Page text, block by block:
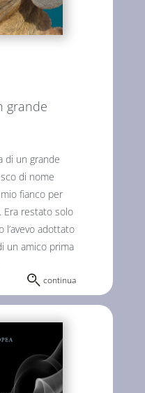
grande
di un grande
di nome
fianco per
Era restato solo
l’avevo adottato
un amico prima
continua